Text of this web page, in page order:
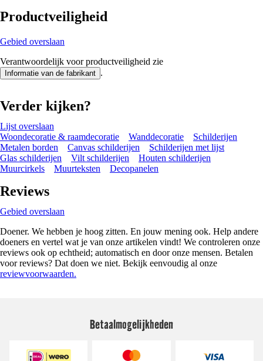
Productveiligheid
Gebied overslaan
Verantwoordelijk voor productveiligheid zie
Informatie van de fabrikant .
Verder kijken?
Lijst overslaan
Woondecoratie & raamdecoratie
Wanddecoratie
Schilderijen
Metalen borden
Canvas schilderijen
Schilderijen met lijst
Glas schilderijen
Vilt schilderijen
Houten schilderijen
Muurcirkels
Muurteksten Decopanelen
Reviews
Gebied overslaan
Doener. We hebben je hoog zitten. En jouw mening ook. Help andere
doeners en vertel wat je van onze artikelen vindt! We controleren onze
reviews ook op echtheid; automatisch en door onze mensen. Betalen
voor reviews? Dat doen we niet. Bekijk eenvoudig al onze
reviewvoorwaarden.
Betaalmogelijkheden